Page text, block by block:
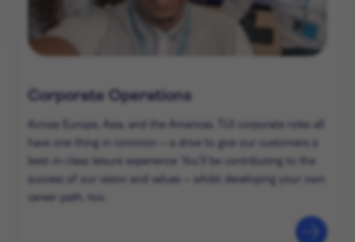
Corporate Operations
Across Europe, Asia, and the Americas, TUI corporate roles all
have one thing in common – a drive to give our customers a
best-in-class leisure experience. You’ll be contributing to the
success of our vision and values – whilst developing your own
career path, too.